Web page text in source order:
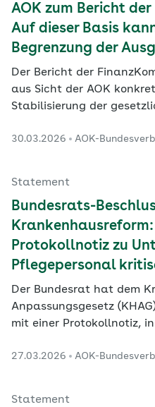
AOK zum Bericht
Auf dieser Basis
Begrenzung der
Der Bericht der
aus Sicht der AOK
Stabilisierung der
Bundesverbandes, Dr.
Ausgaben zu begrenzen
30.03.2026 AOK-
Statement
Bundesrats-
Protokollnotiz zu
Pflegepersonal
Der Bundesrat hat dem
Anpassungsgesetz
mit einer Protokollnotiz,
mögliche Ausnahmen bei
Vorstandsvorsitzende
27.03.2026 AOK-
Statement